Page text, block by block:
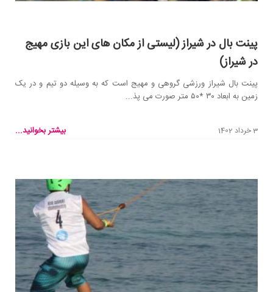
پینت بال در شیراز (لیستی از مکان های این بازی مهیج
در شیراز)
پینت بال شیراز ورزشی گروهی و مهیج است که به وسیله دو تیم و در یک
زمین به ابعاد ۳۰ *۵۰ متر صورت می پذ...
3 خرداد 1402 بیشتر بخوانید...